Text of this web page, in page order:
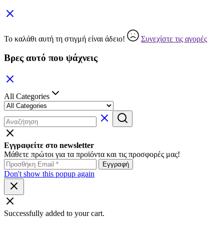
Το καλάθι αυτή τη στιγμή είναι άδειο! Συνεχίστε τις αγορές
Βρες αυτό που ψάχνεις
All Categories
Εγγραφείτε στο newsletter
Μάθετε πρώτοι για τα προϊόντα και τις προσφορές μας!
Don't show this popup again
Successfully added to your cart.